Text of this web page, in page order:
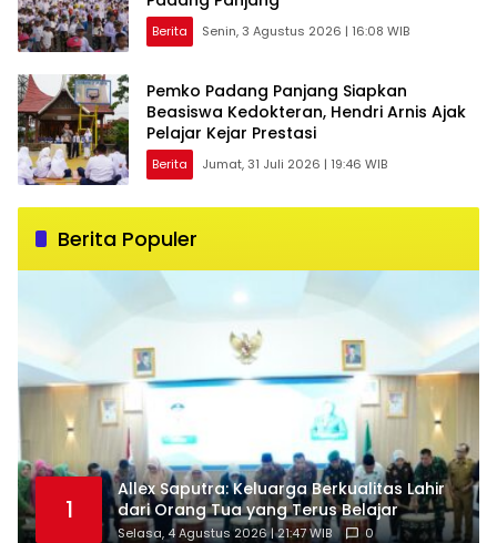
Berita Senin, 3 Agustus 2026 | 16:08 WIB
Pemko Padang Panjang Siapkan
Beasiswa Kedokteran, Hendri Arnis Ajak
Pelajar Kejar Prestasi
Berita Jumat, 31 Juli 2026 | 19:46 WIB
Berita Populer
1
Allex Saputra: Keluarga Berkualitas Lahir
dari Orang Tua yang Terus Belajar
Selasa, 4 Agustus 2026 | 21:47 WIB 0